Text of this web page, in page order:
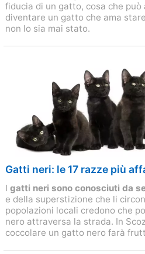
fiducia di un gatto, cosa che
diventare un gatto che ama
non lo sia mai stato.
Gatti neri: le 17 razze più
I gatti neri sono conosciuti da
e della superstizione che li
popolazioni locali credono che
nero attraversa la strada. In
coccolare un gatto nero farà